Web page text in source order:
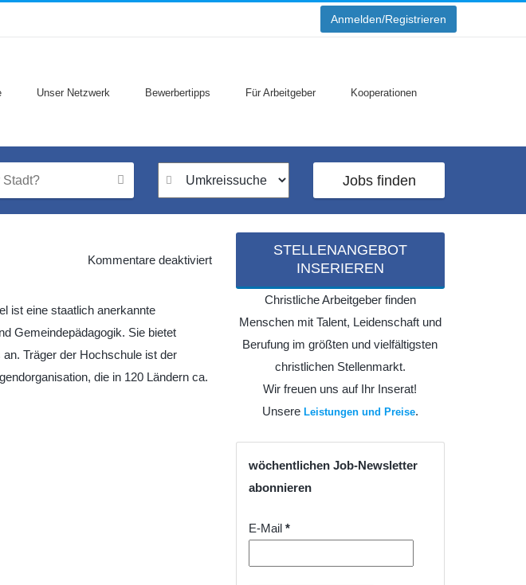
Anmelden/Registrieren
Unser Netzwerk Bewerbertipps Für Arbeitgeber Kooperationen
Jobs finden
Kommentare deaktiviertfür
ist eine staatlich anerkannte
Gemeindepädagogik. Sie bietet
Träger der Hochschule ist der
die in 120 Ländern ca.
STELLENANGEBOT
INSERIEREN
Christliche Arbeitgeber finden
Menschen mit Talent, Leidenschaft und
Berufung im größten und vielfältigsten
christlichen Stellenmarkt.
Wir freuen uns auf Ihr Inserat!
Unsere Leistungen und Preise.
wöchentlichen Job-Newsletter
abonnieren
E-Mail *